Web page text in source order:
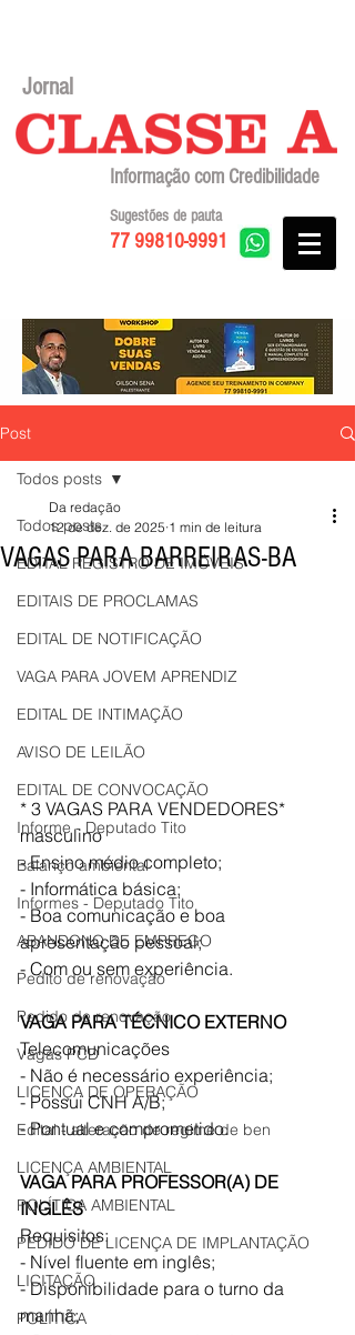
Jornal
Informação com Credibilidade
77 99810-9991
Sugestões de pauta
Post
Todos posts
EDITAL REGISTRO DE IMÓVEIS
EDITAIS DE PROCLAMAS
EDITAL DE NOTIFICAÇÃO
VAGA PARA JOVEM APRENDIZ
EDITAL DE INTIMAÇÃO
AVISO DE LEILÃO
EDITAL DE CONVOCAÇÃO
Informe - Deputado Tito
Balanço ambiental
Informes - Deputado Tito
ABANDONO DE EMPREGO
Pedito de renovação
Pedido de renovação
Vagas PCD
LICENÇA DE OPERAÇÃO
Edital - alteração de regime de ben
LICENÇA AMBIENTAL
POLÍTICA AMBIENTAL
PEDIDO DE LICENÇA DE IMPLANTAÇÃO
LICITAÇÃO
POLÍTICA
Todos posts
VAGAS PARA BARREIRAS-BA
Da redação
12 de dez. de 2025 1 min de leitura
* 3 VAGAS PARA VENDEDORES*
masculino
- Ensino médio completo;
- Informática básica;
- Boa comunicação e boa
apresentação pessoal;
- Com ou sem experiência.
VAGA PARA TÉCNICO EXTERNO
Telecomunicações
- Não é necessário experiência;
- Possui CNH A/B;
- Pontual e comprometido.
VAGA PARA PROFESSOR(A) DE
INGLÊS
Requisitos:
- Nível fluente em inglês;
- Disponibilidade para o turno da
manhã;